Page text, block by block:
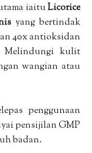
iaituLicorice
yang bertindak
40x antioksidan
Melindungi kulit
wangian atau
penggunaan
pensijilan GMP
badan.